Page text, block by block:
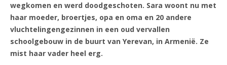
wegkomen en werd doodgeschoten. Sara woont nu met
haar moeder, broertjes, opa en oma en 20 andere
vluchtelingengezinnen in een oud vervallen
schoolgebouw in de buurt van Yerevan, in Armenië. Ze
mist haar vader heel erg.